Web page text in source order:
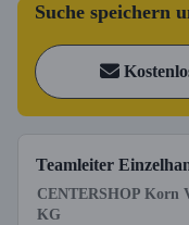
Suche speichern
Teamleiter
CENTERSHOP Korn
KG